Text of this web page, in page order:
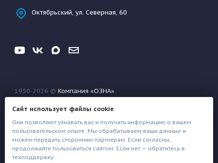
Октябрьский, ул. Северная, 60
1950-2026 © Компания «ОЗНА»
Конфиденциальность
Условия использования
Файлы техподдержки
Сайт использует файлы cookie
Они позволяют узнавать вас и получать информацию о вашем
пользовательском опыте. Мы обрабатываем ваши данные и
можем передать сторонним партнерам. Если согласны,
продолжайте пользоваться сайтом. Если нет — обратитесь в
техподдержку